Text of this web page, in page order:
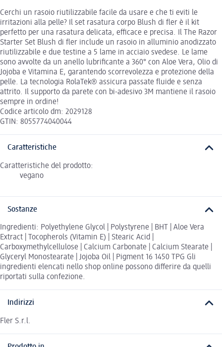
Cerchi un rasoio riutilizzabile facile da usare e che ti eviti le
irritazioni alla pelle? Il set rasatura corpo Blush di fler è il kit
perfetto per una rasatura delicata, efficace e precisa. Il The Razor
Starter Set Blush di fler include un rasoio in alluminio anodizzato
riutilizzabile e due testine a 5 lame in acciaio svedese. Le lame
sono avvolte da un anello lubrificante a 360° con Aloe Vera, Olio di
Jojoba e Vitamina E, garantendo scorrevolezza e protezione della
pelle. La tecnologia RolaTek® assicura passate fluide e senza
attrito. Il supporto da parete con bi-adesivo 3M mantiene il rasoio
sempre in ordine!
Codice articolo dm: 2029128
GTIN: 8055774040044
Caratteristiche
Caratteristiche del prodotto:
vegano
Sostanze
Ingredienti: Polyethylene Glycol | Polystyrene | BHT | Aloe Vera
Extract | Tocopherols (Vitamin E) | Stearic Acid |
Carboxymethylcellulose | Calcium Carbonate | Calcium Stearate |
Glyceryl Monostearate | Jojoba Oil | Pigment 16 1450 TPG Gli
ingredienti elencati nello shop online possono differire da quelli
riportati sulla confezione.
Indirizzi
Fler S.r.l.